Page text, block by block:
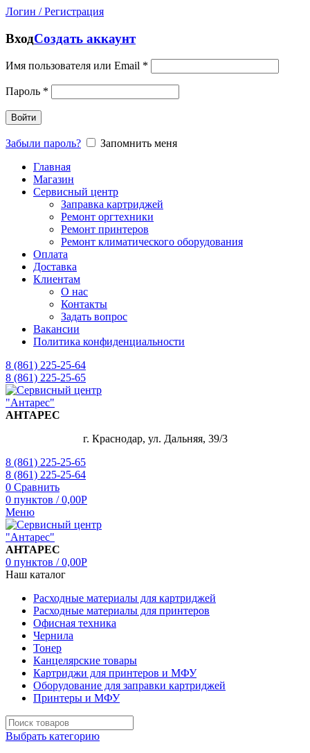
Логин / Регистрация
ВходСоздать аккаунт
Имя пользователя или Email *
Пароль *
Войти
Забыли пароль?
Запомнить меня
Главная
Магазин
Сервисный центр
Заправка картриджей
Ремонт оргтехники
Ремонт принтеров
Ремонт климатического оборудования
Оплата
Доставка
Клиентам
О нас
Контакты
Задать вопрос
Вакансии
Политика конфиденциальности
8 (861) 225-25-64
8 (861) 225-25-65
АНТАРЕС
г. Краснодар, ул. Дальняя, 39/3
8 (861) 225-25-65
8 (861) 225-25-64
0 Сравнить
0 пунктов / 0,00Р
Меню
АНТАРЕС
0 пунктов / 0,00Р
Наш каталог
Расходные материалы для картриджей
Расходные материалы для принтеров
Офисная техника
Чернила
Тонер
Канцелярские товары
Картриджи для принтеров и МФУ
Оборудование для заправки картриджей
Принтеры и МФУ
Выбрать категорию